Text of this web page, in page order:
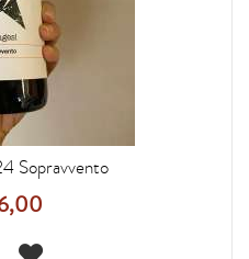
Sopravvento